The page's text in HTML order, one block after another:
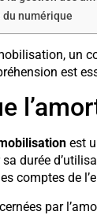
du numérique
un
est
est
durée
comptes de
par